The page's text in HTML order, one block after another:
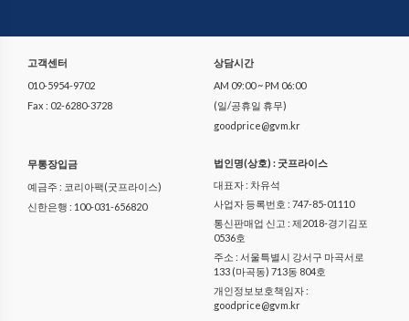
고객센터
010-5954-9702
Fax : 02-6280-3728
상담시간
AM 09:00 ~ PM 06:00
(일/공휴일 휴무)
goodprice@gvm.kr
무통장입금
예금주 : 코리아팩(굿프라이스)
신한은행 : 100-031-656820
법인명(상호) : 굿프라이스
대표자 : 차유석
사업자 등록번호 : 747-85-01110
통신판매업 신고 : 제2018-경기김포
0536호
주소 : 서울특별시 강서구 마곡서로
133 (마곡동) 713동 804호
개인정보보호책임자 :
goodprice@gvm.kr